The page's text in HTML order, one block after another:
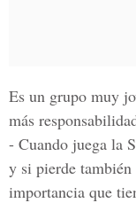
Es un grupo muy
más
- Cuando juega la
y si pierde también
importancia que